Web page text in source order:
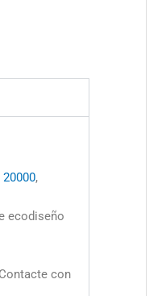
20000,
ecodiseño
con